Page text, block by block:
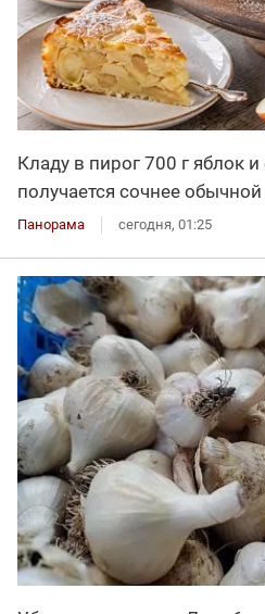
Кладу в пирог 700 г яблок
получается сочнее
Панорама сегодня, 01:25